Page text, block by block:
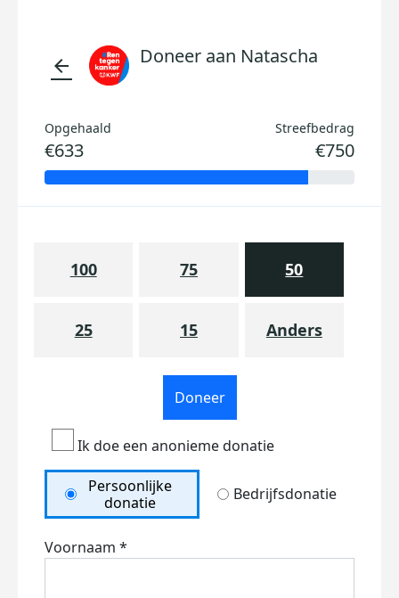
arrow_back Doneer aan Natascha
Opgehaald
€633
Streefbedrag
€750
100 75 50
25 15 Anders
Doneer
Ik doe een anonieme donatie
Persoonlijke
donatie
Bedrijfsdonatie
Voornaam *